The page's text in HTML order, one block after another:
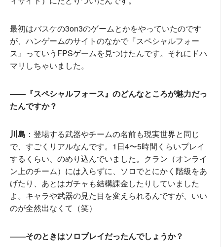
最初はバスケの3on3のゲームとかをやっていたのです
が、ハンゲームのサイトのなかで『スペシャルフォー
ス』っていうFPSゲームを見つけたんです。それにドハ
マリしちゃいました。
――『スペシャルフォース』のどんなところが魅力だっ
たんですか？
川島 ：登場する武器やチームの名前も現実世界と同じ
で、すごくリアルなんです。1日4〜5時間くらいプレイ
するくらい、のめり込んでいました。クラン（オンライ
ン上のチーム）には入らずに、ソロでとにかく階級をあ
げたり、あとはガチャも結構課金したりしていました
よ。キャラや武器の見た目を変えられるんですが、いい
のが全然出なくて（笑）
――そのときはソロプレイだったんでしょうか？